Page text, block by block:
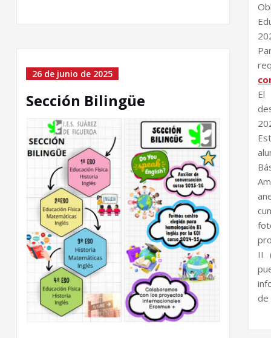
26 de junio de 2025
Sección Bilingüe
El
II
de